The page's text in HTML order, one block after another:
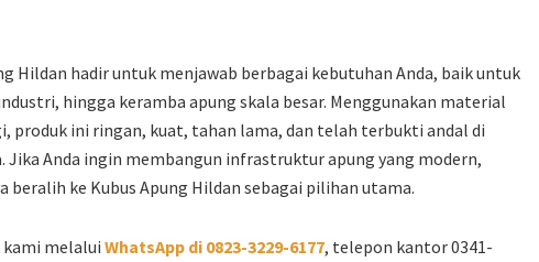
Hildan hadir untuk menjawab berbagai kebutuhan Anda, baik untuk
hingga keramba apung skala besar. Menggunakan material
produk ini ringan, kuat, tahan lama, dan telah terbukti andal di
Jika Anda ingin membangun infrastruktur apung yang modern,
beralih ke Kubus Apung Hildan sebagai pilihan utama.
melalui WhatsApp di 0823-3229-6177, telepon kantor 0341-